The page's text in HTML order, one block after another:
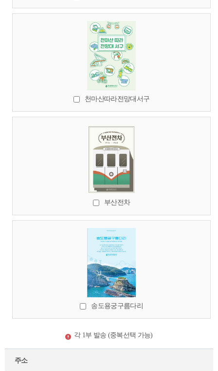
천마산따라전망대서구
부산전차
송도용궁구름다리
각 1부 발송 (중복선택 가능)
주소